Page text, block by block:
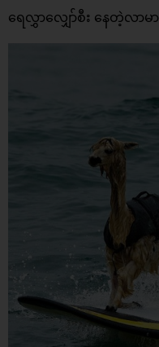
ရေလွှာလျှော်စီး နေတဲ့လာမာ